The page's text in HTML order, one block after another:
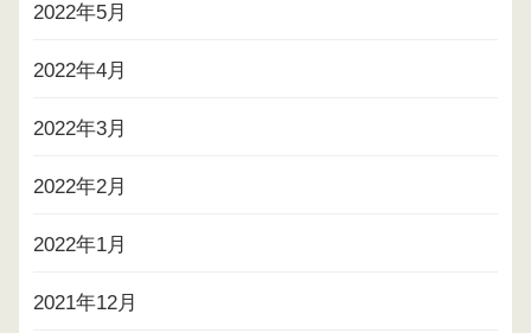
2022年5月
2022年4月
2022年3月
2022年2月
2022年1月
2021年12月